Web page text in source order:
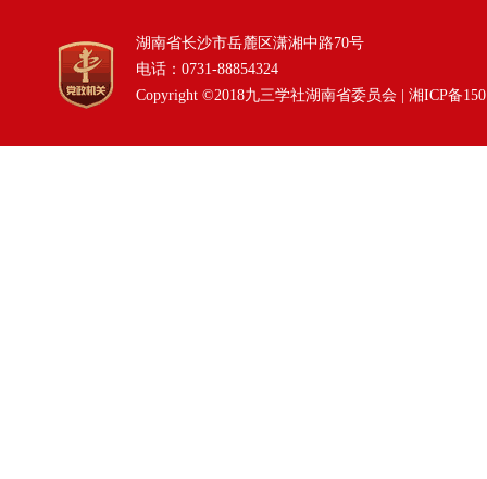
湖南省长沙市岳麓区潇湘中路70号
电话：0731-88854324
Copyright ©2018九三学社湖南省委员会 | 湘ICP备